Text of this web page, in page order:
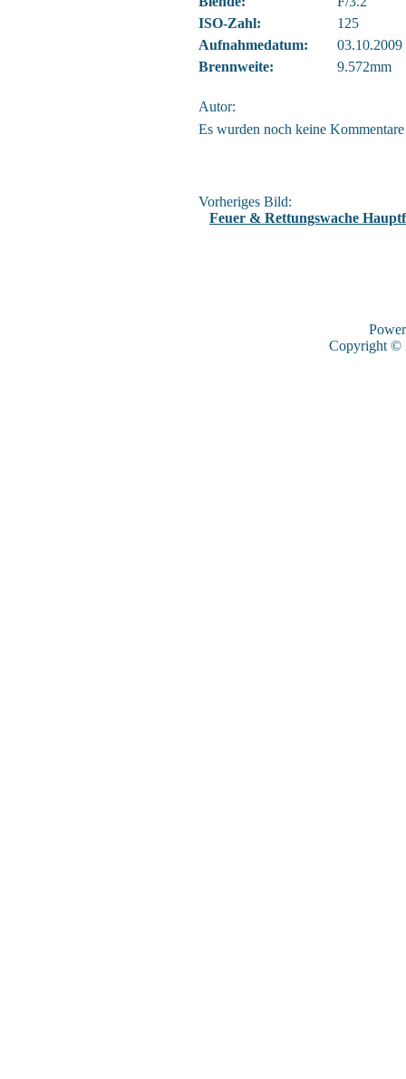
ISO-Zahl:
125
Aufnahmedatum:
03.10.2009
Brennweite:
9.572mm
Autor:
Es wurden noch keine Kommentare
Vorheriges Bild:
Feuer & Rettungswache
Copyright ©